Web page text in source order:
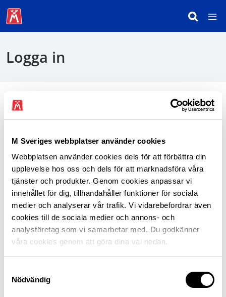
M Sveriges webbplatser använder cookies
Webbplatsen använder cookies dels för att förbättra din
upplevelse hos oss och dels för att marknadsföra våra
tjänster och produkter. Genom cookies anpassar vi
innehållet för dig, tillhandahåller funktioner för sociala
medier och analyserar vår trafik. Vi vidarebefordrar även
cookies till de sociala medier och annons- och
analysföretag som vi samarbetar med. Du godkänner
våra cookies genom att göra dina val nedan.
Nödvändig
Logga in
För att logga in behöver du använda mobilt
BankID.
Logga in som medlem